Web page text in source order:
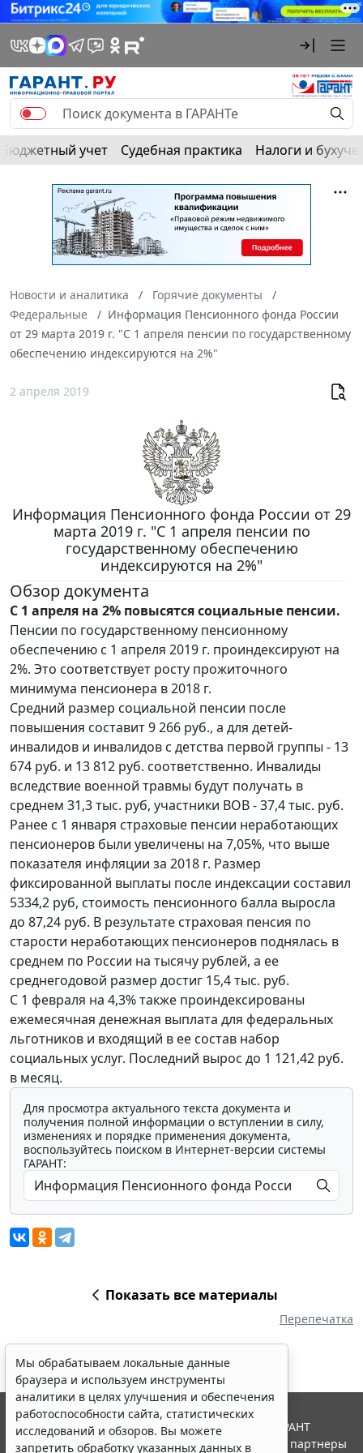
Бюджетный учет Судебная практика Налоги и
Новости и аналитика
Горячие документы
Федеральные
Информация Пенсионного фонда России
от 29 марта 2019 г. "С 1 апреля пенсии по государственному
обеспечению индексируются на 2%"
2 апреля 2019
Информация Пенсионного фонда России от 29
марта 2019 г. "С 1 апреля пенсии по
государственному обеспечению
индексируются на 2%"
Обзор документа
С 1 апреля на 2% повысятся социальные пенсии.
Пенсии по государственному пенсионному
обеспечению с 1 апреля 2019 г. проиндексируют на
2%. Это соответствует росту прожиточного
минимума пенсионера в 2018 г.
Средний размер социальной пенсии после
повышения составит 9 266 руб., а для детей-
инвалидов и инвалидов с детства первой группы - 13
674 руб. и 13 812 руб. соответственно. Инвалиды
вследствие военной травмы будут получать в
среднем 31,3 тыс. руб, участники ВОВ - 37,4 тыс. руб.
Ранее с 1 января страховые пенсии неработающих
пенсионеров были увеличены на 7,05%, что выше
показателя инфляции за 2018 г. Размер
фиксированной выплаты после индексации составил
5334,2 руб, стоимость пенсионного балла выросла
до 87,24 руб. В результате страховая пенсия по
старости неработающих пенсионеров поднялась в
среднем по России на тысячу рублей, а ее
среднегодовой размер достиг 15,4 тыс. руб.
С 1 февраля на 4,3% также проиндексированы
ежемесячная денежная выплата для федеральных
льготников и входящий в ее состав набор
социальных услуг. Последний вырос до 1 121,42 руб.
в месяц.
Для просмотра актуального текста документа и
получения полной информации о вступлении в силу,
изменениях и порядке применения документа,
воспользуйтесь поиском в Интернет-версии системы
ГАРАНТ:
Показать все материалы
Перепечатка
Мы обрабатываем локальные данные
браузера и используем инструменты
аналитики в целях улучшения и обеспечения
работоспособности сайта, статистических
исследований и обзоров. Вы можете
запретить обработку указанных данных в
© ООО "НПП "ГАРАНТ-СЕРВИС", 2026. Система ГАРАНТ
выпускается с 1990 года. Компания "Гарант" и ее партнеры